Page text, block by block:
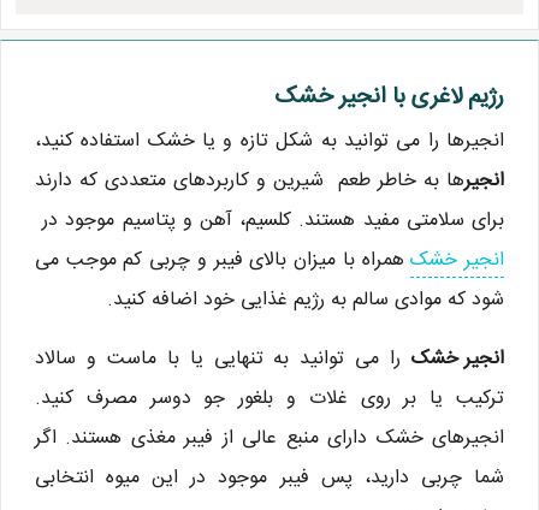
رژیم لاغری با انجیر خشک
انجیرها را می توانید به شکل تازه و یا خشک استفاده کنید،
انجیرها به خاطر طعم شیرین و کاربردهای متعددی که دارند
برای سلامتی مفید هستند. کلسیم، آهن و پتاسیم موجود در
انجیر خشکهمراه با میزان بالای فیبر و چربی کم موجب می
شود که موادی سالم به رژیم غذایی خود اضافه کنید.
انجیر خشک را می توانید به تنهایی یا با ماست و سالاد
ترکیب یا بر روی غلات و بلغور جو دوسر مصرف کنید.
انجیرهای خشک دارای منبع عالی از فیبر مغذی هستند. اگر
شما چربی دارید، پس فیبر موجود در این میوه انتخابی